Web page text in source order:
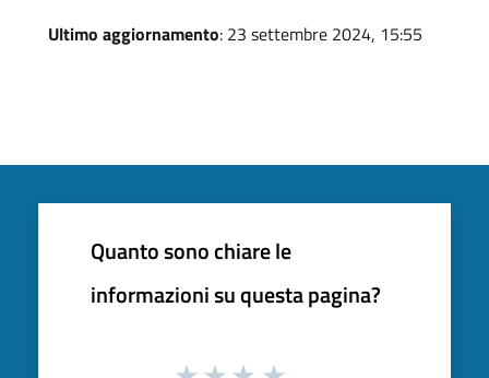
Ultimo aggiornamento: 23 settembre 2024, 15:55
Quanto sono chiare le
informazioni su questa pagina?